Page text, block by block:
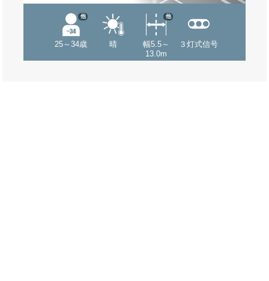
25～34歳
他
晴
幅5.5～
13.0m
他
３灯式信号